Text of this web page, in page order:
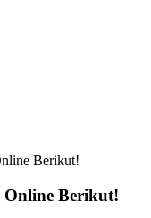
Berikut!
Online Berikut!